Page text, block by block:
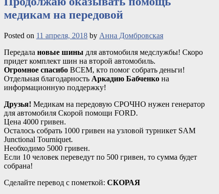
медикам на передовой
Posted on 11 апреля, 2018 by Анна Домбровская
Передала новые шины для автомобиля медслужбы! Скоро
придет комплект шин на второй автомобиль.
Огромное спасибо ВСЕМ, кто помог собрать деньги!
Отдельная благодарность Аркадию Бабченко на
информационную поддержку!
Друзья! Медикам на передовую СРОЧНО нужен генератор
для автомобиля Скорой помощи FORD.
Цена 4000 гривен.
Осталось собрать 1000 гривен на узловой турникет SAM
Junctional Tourniquet.
Необходимо 5000 гривен.
Если 10 человек переведут по 500 гривен, то сумма будет
собрана!
Сделайте перевод с пометкой: СКОРАЯ